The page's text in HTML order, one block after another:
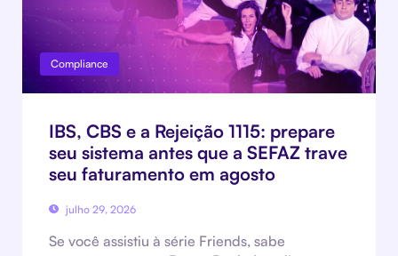
Compliance
IBS, CBS e a Rejeição 1115: prepare
seu sistema antes que a SEFAZ trave
seu faturamento em agosto
julho 29, 2026
Se você assistiu à série Friends, sabe